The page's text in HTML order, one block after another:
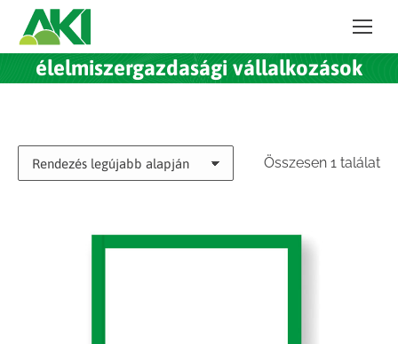
élelmiszergazdasági vállalkozások
Összesen 1 találat